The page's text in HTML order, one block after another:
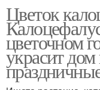
Цветок
цветочном
украсит дом